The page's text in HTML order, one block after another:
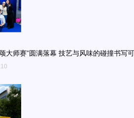
大师赛”圆满落幕 技艺与风味的碰撞书写